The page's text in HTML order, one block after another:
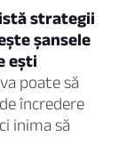
strategii
șansele
ești
poate să
încredere
inima să